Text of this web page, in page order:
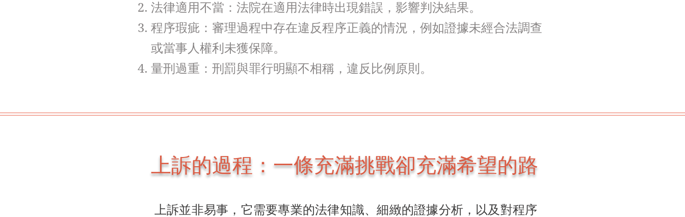
法律適用不當：法院在適用法律時出現錯誤，影響判決結果。
程序瑕疵：審理過程中存在違反程序正義的情況，例如證據未經合法調查
或當事人權利未獲保障。
量刑過重：刑罰與罪行明顯不相稱，違反比例原則。
上訴的過程：一條充滿挑戰卻充滿希望的路
上訴並非易事，它需要專業的法律知識、細緻的證據分析，以及對程序